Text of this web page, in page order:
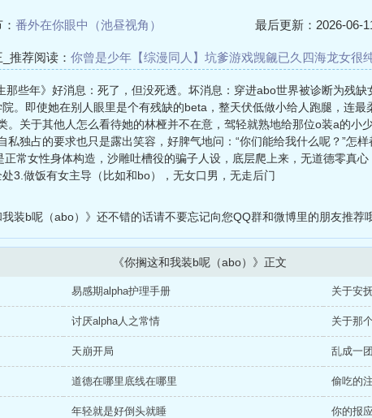
番外在你眼中（池昼视角） 最后更新：2026-06-
推荐阅读： 你曾是少年 【综漫同人】坑爹游戏觊觎已久 四海龙女很
那些年》好消息：死了，但没死透。坏消息：穿进abo世界被诊断为残
。即使她在别人眼里是个有残缺的beta，整天伏低做小给人跑腿，连
。关于其他人怎么看待她的林桠并不在意，驾轻就熟地给那位o装a的小
独占的要求也只是露出笑容，好脾气地问：“你们能给我什么呢？”怎
常女性身体构造，沙雕吐槽役的骗子人设，底层爬上来，无道德零真
3.做饭有女主导（比如和bo），无女口男，无走后门
装b呢（abo）》还不错的话请不要忘记向您QQ群和微博里的朋友推荐
《你搁这和我装b呢（abo）》正文
易感期alpha护理手册 关于安
讨厌alpha人之常情 关于那
天崩开局 乱成一团
道德在哪里底线在哪里 偷吃的
年轻就是好倒头就睡 你的报